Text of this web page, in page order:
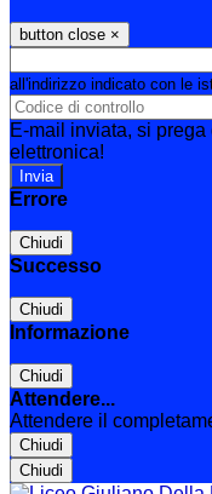
button close ×
all'indirizzo indicato con le
E-mail inviata, si
elettronica!
Errore
Chiudi
Successo
Chiudi
Informazione
Chiudi
Attendere...
Attendere il
Chiudi
Chiudi